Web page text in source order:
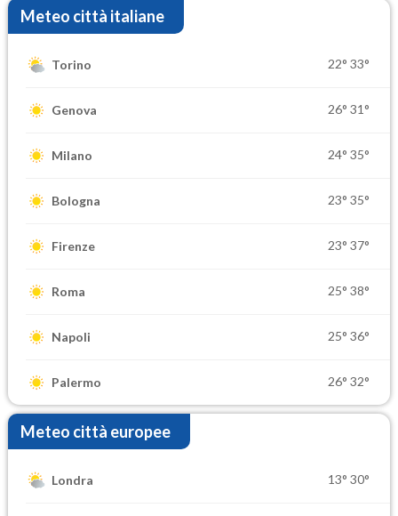
Meteo città italiane
Torino 22° 33°
Genova 26° 31°
Milano 24° 35°
Bologna 23° 35°
Firenze 23° 37°
Roma 25° 38°
Napoli 25° 36°
Palermo 26° 32°
Meteo città europee
Londra 13° 30°